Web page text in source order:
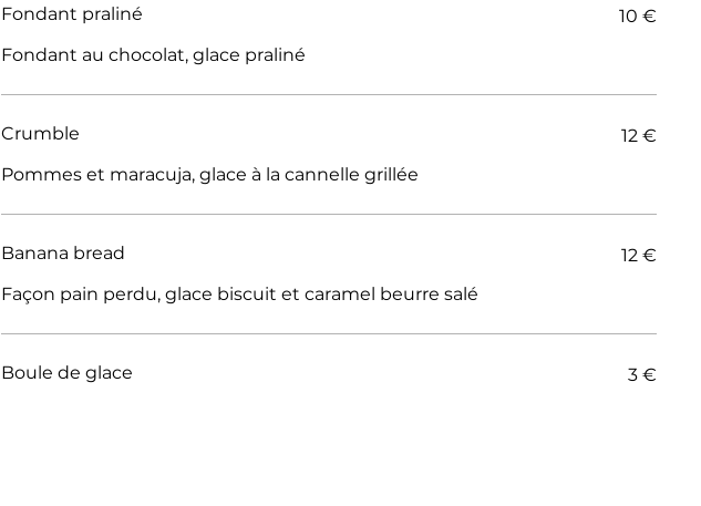
Fondant praliné
Fondant au chocolat, glace praliné
10 €
Crumble
Pommes et maracuja, glace à la cannelle grillée
12 €
Banana bread
Façon pain perdu, glace biscuit et caramel beurre salé
12 €
Boule de glace 3 €